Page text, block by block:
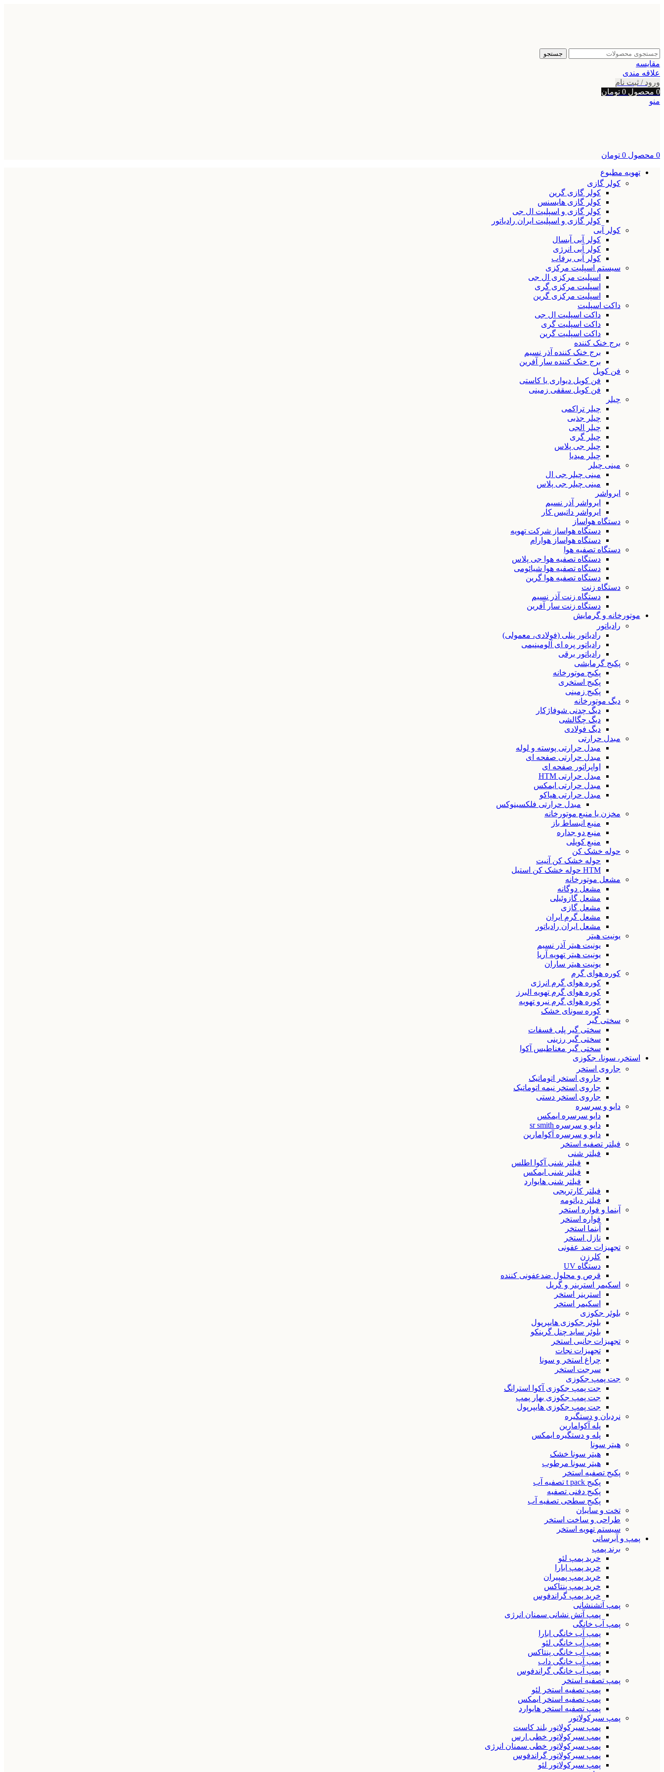
جستجو
مقایسه
علاقه مندی
ورود / ثبت نام
0 محصول 0 تومان
منو
0 محصول 0 تومان
تهویه مطبوع
کولر گازی
کولر گازی گرین
کولر گازی هایسنس
کولر گازی و اسپلیت ال جی
کولر گازی و اسپلیت ایران رادیاتور
کولر آبی
کولر آبی آبسال
کولر آبی انرژی
کولر آبی برفاب
سیستم اسپلیت مرکزی
اسپلیت مرکزی ال جی
اسپلیت مرکزی گری
اسپلیت مرکزی گرین
داکت اسپلیت
داکت اسپلیت ال جی
داکت اسپلیت گری
داکت اسپلیت گرین
برج خنک کننده
برج خنک کننده آذر نسیم
برج خنک کننده سار آفرین
فن کویل
فن کویل دیواری یا کاستی
فن کویل سقفی زمینی
چیلر
چیلر تراکمی
چیلر جذبی
چیلر الجی
چیلر گری
چیلر جی پلاس
چیلر میدیا
مینی چیلر
مینی چیلر جی ال
مینی چیلر جی پلاس
ایرواشر
ایرواشر آذر نسیم
ایرواشر داتیس کار
دستگاه هواساز
دستگاه هواساز شرکت تهویه
دستگاه هواساز هوارام
دستگاه تصفیه هوا
دستگاه تصفیه هوا جی پلاس
دستگاه تصفیه هوا شیائومی
دستگاه تصفیه هوا گرین
دستگاه زنت
دستگاه زنت آذر نسیم
دستگاه زنت سار آفرین
موتورخانه و گرمایش
رادیاتور
رادیاتور پنلی (فولادی، معمولی)
رادیاتور پره ای آلومینیمی
رادیاتور برقی
پکیج گرمایشی
پکیج موتورخانه
پکیج استخری
پکیج زمینی
دیگ موتورخانه
دیگ چدنی شوفاژکار
دیگ چگالشی
دیگ فولادی
مبدل حرارتی
مبدل حرارتی پوسته و لوله
مبدل حرارتی صفحه ای
اواپراتور صفحه ای
مبدل حرارتی HTM
مبدل حرارتی ایمکس
مبدل حرارتی هپاکو
مبدل حرارتی فلکسینوکس
مخزن یا منبع موتورخانه
منبع انبساط باز
منبع دو جداره
منبع کویلی
حوله خشک کن
حوله خشک کن آنیت
HTM حوله خشک کن استیل
مشعل موتورخانه
مشعل دوگانه
مشعل گازوئیلی
مشعل گازی
مشعل گرم ایران
مشعل ایران رادیاتور
یونیت هیتر
یونیت هیتر آذر نسیم
یونیت هیتر تهویه آریا
یونیت هیتر ساران
کوره هوای گرم
کوره هوای گرم انرژی
کوره هوای گرم تهویه البرز
کوره هوای گرم نیرو تهویه
کوره سونای خشک
سختی گیر
سختی گیر پلی فسفات
سختی گیر رزینی
سختی گیر مغناطیس آکوا
استخر، سونا، جکوزی
جاروی استخر
جاروی استخر اتوماتیک
جاروی استخر نیمه اتوماتیک
جاروی استخر دستی
دایو و سرسره
دایو سرسره ایمکس
دایو و سرسره sr smith
دایو و سرسره آکوامارین
فیلتر تصفیه استخر
فیلتر شنی
فیلتر شنی آکوا اطلس
فیلتر شنی ایمکس
فیلتر شنی هایوارد
فیلتر کارتریجی
فیلتر دیاتومه
آبنما و فواره استخر
فواره استخر
آبنما استخر
نازل استخر
تجهیزات ضد عفونی
کلرزن
دستگاه UV
قرص و محلول ضدعفونی کننده
اسکیمر استرینر و گریل
استرینر استخر
اسکیمر استخر
بلوئر جکوزی
بلوئر جکوزی هایپرپول
بلوئر ساید چنل گرینکو
تجهیزات جانبی استخر
تجهیزات نجات
چراغ استخر و سونا
سرجت استخر
جت پمپ جکوزی
جت پمپ جکوزی آکوا استرانگ
جت پمپ جکوزی بهار پمپ
جت پمپ جکوزی هایپرپول
نردبان و دستگیره
پله آکوامارین
پله و دستگیره ایمکس
هیتر سونا
هیتر سونا خشک
هیتر سونا مرطوب
پکیج تصفیه استخر
پکیج t pack تصفیه آب
پکیج دفنی تصفیه
پکیج سطحی تصفیه آب
تخت و سایبان
طراحی و ساخت استخر
سیستم تهویه استخر
پمپ و آبرسانی
برند پمپ
خرید پمپ لئو
خرید پمپ ابارا
خرید پمپ پمپیران
خرید پمپ پنتاکس
خرید پمپ گراندفوس
پمپ آتشنشانی
پمپ آتش نشانی سمنان انرژی
پمپ آب خانگی
پمپ آب خانگی ابارا
پمپ آب خانگی لئو
پمپ آب خانگی پنتاکس
پمپ آب خانگی داب
پمپ آب خانگی گراندفوس
پمپ تصفیه استخر
پمپ تصفیه استخر لئو
پمپ تصفیه استخر ایمکس
پمپ تصفیه استخر هایوارد
پمپ سیرکولاتور
پمپ سیرکولاتور بلند کاست
پمپ سیرکولاتور خطی ارس
پمپ سیرکولاتور خطی سمنان انرژی
پمپ سیرکولاتور گراندفوس
پمپ سیرکولاتور لئو